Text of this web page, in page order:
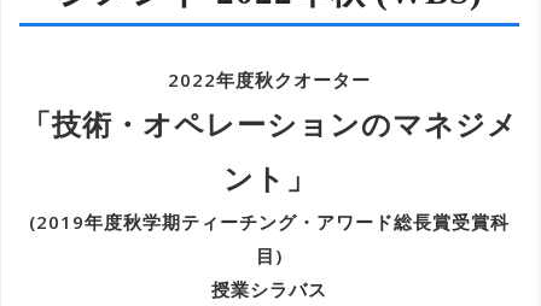
2022年度秋クオーター
「技術・オペレーションのマネジメ
ント」
(2019年度秋学期ティーチング・アワード総長賞受賞科
目)
授業シラバス